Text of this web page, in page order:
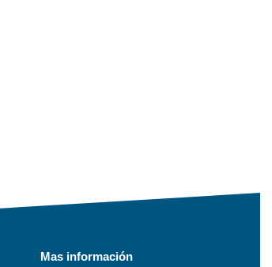
Mas información